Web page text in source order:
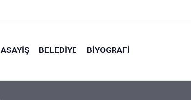
ASAYIŞ BELEDIYE BIYOGRAFI